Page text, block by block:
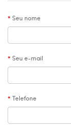
Seu nome
Seu e-mail
Telefone